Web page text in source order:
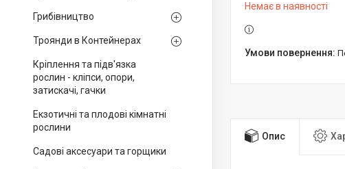
Грибівництво
Троянди в Контейнерах
Кріплення та підв'язка
рослин - кліпси, опори,
затискачі, гачки
Екзотичні та плодові кімнатні
рослини
Садові аксесуари та горщики
Немає в наявності
Опис